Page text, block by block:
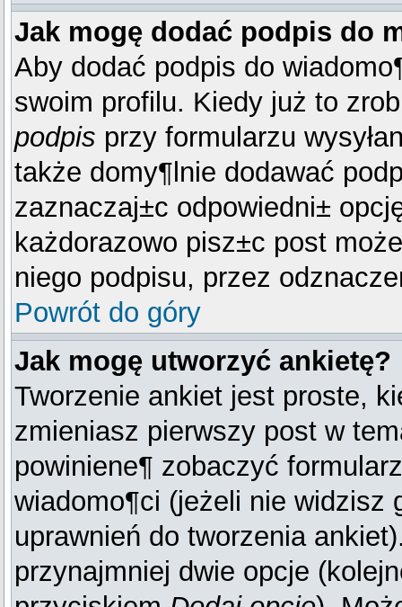
Jak mogę dodać podpis do
Aby dodać podpis do
swoim profilu. Kiedy już to
podpis przy formularzu
także domy¶lnie dodawać
zaznaczaj±c odpowiedni±
każdorazowo pisz±c post
niego podpisu, przez
Powrót do góry
Jak mogę utworzyć ankietę?
Tworzenie ankiet jest proste,
zmieniasz pierwszy post w
powiniene¶ zobaczyć
wiadomo¶ci (jeżeli nie widzisz
uprawnień do tworzenia
przynajmniej dwie opcje